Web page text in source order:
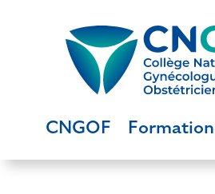
CNGOF Formation